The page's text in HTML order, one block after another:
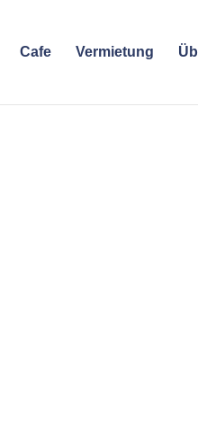
Cafe Vermietung